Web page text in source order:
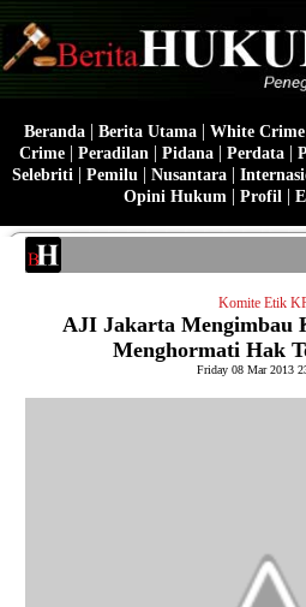
Beranda| Berita Utama| White Crime
Crime | Peradilan | Pidana | Perdata |
Selebriti | Pemilu | Nusantara |
Opini Hukum | Profil |
Komite Etik
AJI Jakarta Mengimbau
Menghormati Hak
Friday 08 Mar 2013